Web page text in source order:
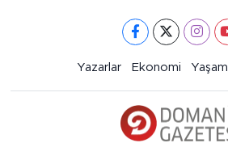
Yazarlar Ekonomi Yaşam